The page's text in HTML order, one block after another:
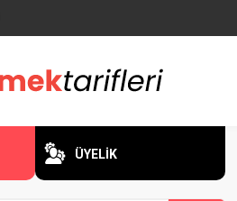
ÜYELİK